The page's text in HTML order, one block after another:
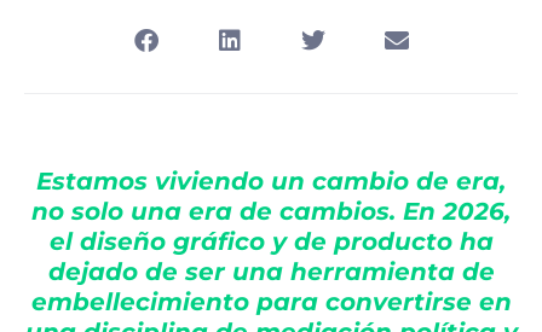
Estamos viviendo un cambio de era,
no solo una era de cambios. En 2026,
el diseño gráfico y de producto ha
dejado de ser una herramienta de
embellecimiento para convertirse en